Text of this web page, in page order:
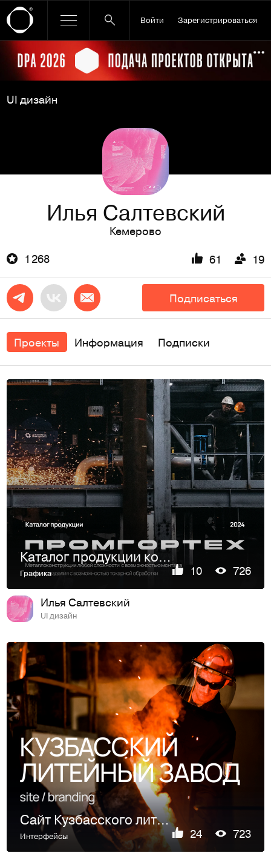
Войти Зарегистрироваться
Ссылка баннера
UI дизайн
Илья Салтевский
Кемерово
1 268
61 19
Подписаться
Проекты Информация Подписки
Каталог продукции компании Промгортех
Графика 10 726
Илья Салтевский
UI дизайн
Сайт Кузбасского литейного завода
Интерфейсы 24 723